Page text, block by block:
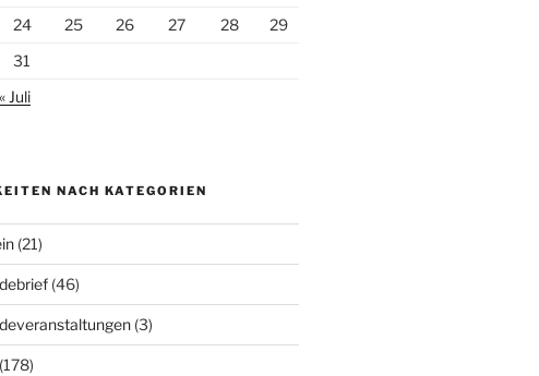
24 25 26 27 28
29
31
« Juli
NACH KATEGORIEN
(21)
(46)
(3)